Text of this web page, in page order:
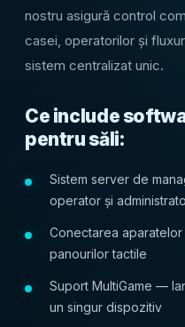
nostru asigură control
casei, operatorilor și
sistem centralizat unic.
Ce include
pentru săli:
Sistem server de
operator și
Conectarea
panourilor tactile
Suport MultiGame —
un singur dispozitiv